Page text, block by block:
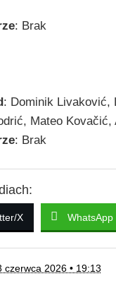
: Brak
: Dominik Livaković,
Mateo
: Brak
X WhatsApp
czerwca 2026 • 19:13